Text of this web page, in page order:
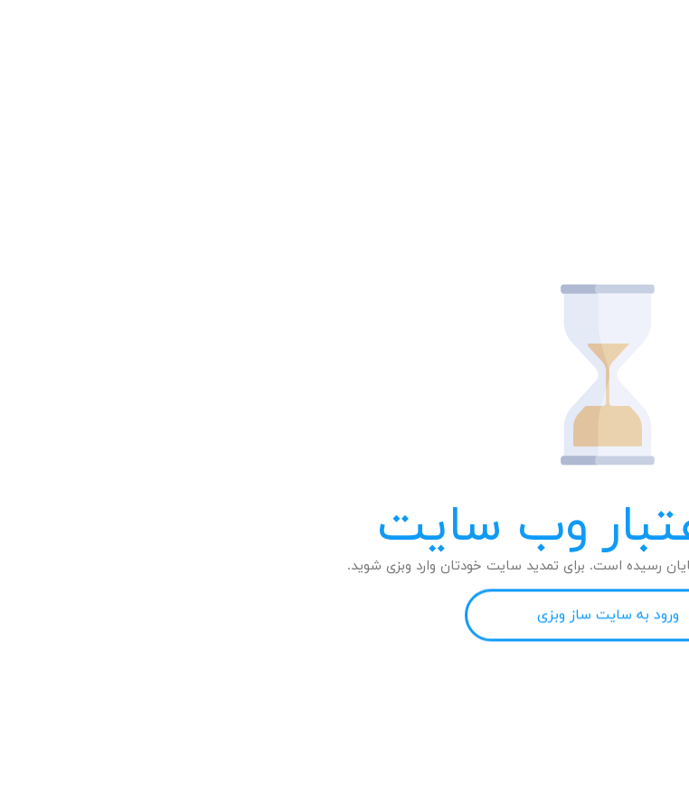
وب سایت
رسیده است. برای تمدید سایت خودتان وارد وبزی شوید.
ورود به سایت ساز وبزی